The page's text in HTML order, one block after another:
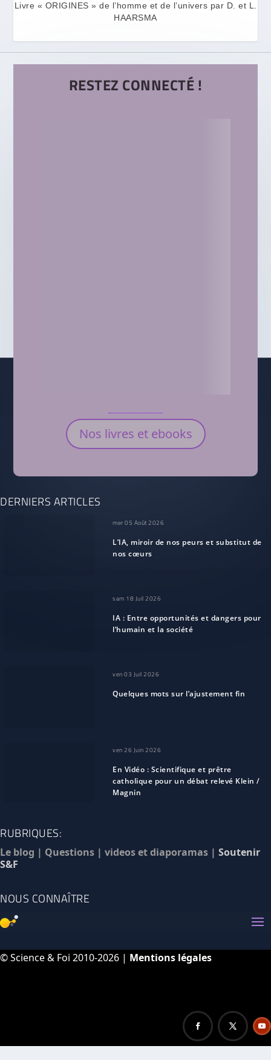
Livre « ORIGINES » de l’homme et de l’univers par D. et L.
HAARSMA
RESTEZ CONNECTÉ !
Nos livres et ebooks
DERNIERS ARTICLES
mer 05 Août 2026
L’IA, miroir de nos peurs et substitut de
nos cœurs
sam 18 Juil 2026
IA : Entre opportunités et dangers pour
l’humain et la société
ven 03 Juil 2026
Quelques mots sur l’ajustement fin
ven 26 Juin 2026
En Vidéo : Scientifique et prêtre
catholique pour un débat relevé Klein /
Magnin
RUBRIQUES:
Le blog | Questions | videos et diaporamas | Soutenir
S&F
NOUS CONNAÎTRE
© Science & Foi 2010-2026 | Mentions légales